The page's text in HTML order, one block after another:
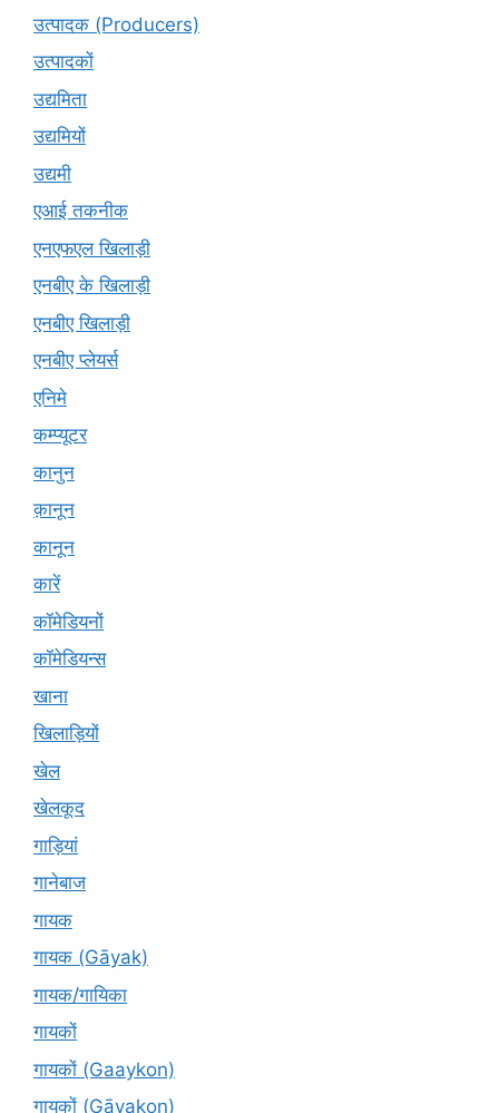
उत्पादक (Producers)
उत्पादकों
उद्यमिता
उद्यमियों
उद्यमी
एआई तकनीक
एनएफएल खिलाड़ी
एनबीए के खिलाड़ी
एनबीए खिलाड़ी
एनबीए प्लेयर्स
एनिमे
कम्प्यूटर
कानुन
क़ानून
कानून
कारें
कॉमेडियनों
कॉमेडियन्स
खाना
खिलाड़ियों
खेल
खेलकूद
गाड़ियां
गानेबाज
गायक
गायक (Gāyak)
गायक/गायिका
गायकों
गायकों (Gaaykon)
गायकों (Gāyakon)